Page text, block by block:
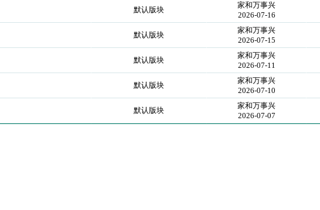
默认版块
家和万事兴
2026-07-16
默认版块
家和万事兴
2026-07-15
默认版块
家和万事兴
2026-07-11
默认版块
家和万事兴
2026-07-10
默认版块
家和万事兴
2026-07-07